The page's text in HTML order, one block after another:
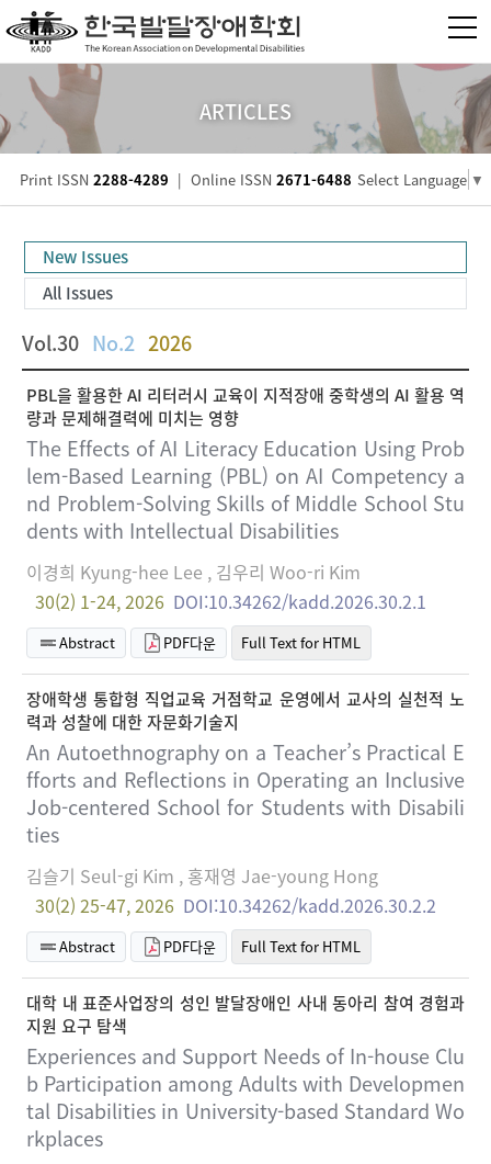
ARTICLES
Print ISSN 2288-4289 | Online ISSN 2671-6488 Select Language ▼
New Issues
All Issues
Vol.30 No.2 2026
PBL을 활용한 AI 리터러시 교육이 지적장애 중학생의 AI 활용 역
량과 문제해결력에 미치는 영향
The Effects of AI Literacy Education Using Prob
lem-Based Learning (PBL) on AI Competency a
nd Problem-Solving Skills of Middle School Stu
dents with Intellectual Disabilities
이경희 Kyung-hee Lee , 김우리 Woo-ri Kim
30(2) 1-24, 2026 DOI:10.34262/kadd.2026.30.2.1
Abstract PDF다운 Full Text for HTML
장애학생 통합형 직업교육 거점학교 운영에서 교사의 실천적 노
력과 성찰에 대한 자문화기술지
An Autoethnography on a Teacher’s Practical E
fforts and Reflections in Operating an Inclusive
Job-centered School for Students with Disabili
ties
김슬기 Seul-gi Kim , 홍재영 Jae-young Hong
30(2) 25-47, 2026 DOI:10.34262/kadd.2026.30.2.2
Abstract PDF다운 Full Text for HTML
대학 내 표준사업장의 성인 발달장애인 사내 동아리 참여 경험과
지원 요구 탐색
Experiences and Support Needs of In-house Clu
b Participation among Adults with Developmen
tal Disabilities in University-based Standard Wo
rkplaces